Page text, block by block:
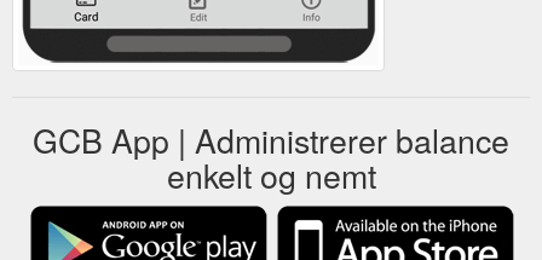
GCB App | Administrerer balance
enkelt og nemt